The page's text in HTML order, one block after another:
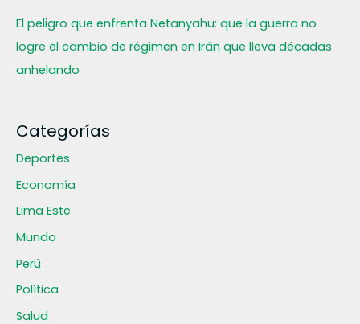
El peligro que enfrenta Netanyahu: que la guerra no
logre el cambio de régimen en Irán que lleva décadas
anhelando
Categorías
Deportes
Economía
Lima Este
Mundo
Perú
Política
Salud